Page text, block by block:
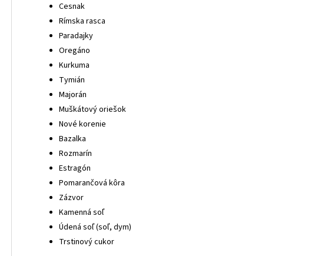
Cesnak
Rímska rasca
Paradajky
Oregáno
Kurkuma
Tymián
Majorán
Muškátový oriešok
Nové korenie
Bazalka
Rozmarín
Estragón
Pomarančová kôra
Zázvor
Kamenná soľ
Údená soľ (soľ, dym)
Trstinový cukor